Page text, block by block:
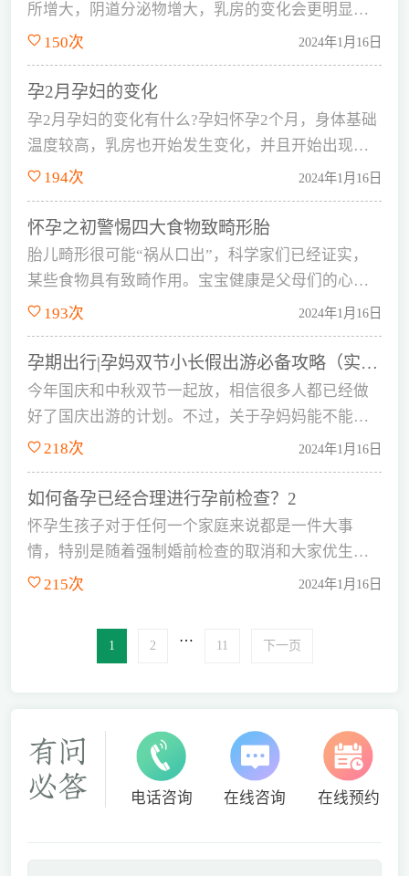
所增大，阴道分泌物增大，乳房的变化会更明显一
些。孕3月孕妇有什么变化?下…...
150次 2024年1月16日
孕2月孕妇的变化
孕2月孕妇的变化有什么?孕妇怀孕2个月，身体基础
温度较高，乳房也开始发生变化，并且开始出现早
孕反应。孕2月孕妇有哪些变化…...
194次 2024年1月16日
怀孕之初警惕四大食物致畸形胎
胎儿畸形很可能“祸从口出”，科学家们已经证实，
某些食物具有致畸作用。宝宝健康是父母们的心
愿，谁也…...
193次 2024年1月16日
孕期出行|孕妈双节小长假出游必备攻略（实用贴
今年国庆和中秋双节一起放，相信很多人都已经做
好了国庆出游的计划。不过，关于孕妈妈能不能出
门游玩，看法可能各不相同。快来看…...
218次 2024年1月16日
如何备孕已经合理进行孕前检查？2
怀孕生孩子对于任何一个家庭来说都是一件大事
情，特别是随着强制婚前检查的取消和大家优生优
育意识的高，越来越多的人意识到备孕…...
215次 2024年1月16日
1 2
…
11 下一页
电话咨询 在线咨询 在线预约